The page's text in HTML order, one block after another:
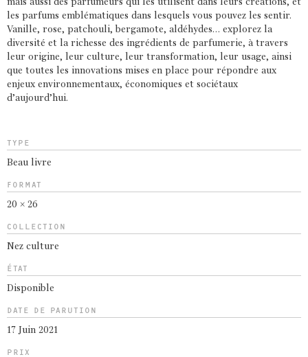
mais aussi des parfumeurs qui les utilisent dans leurs créations, et
les parfums emblématiques dans lesquels vous pouvez les sentir.
Vanille, rose, patchouli, bergamote, aldéhydes… explorez la
diversité et la richesse des ingrédients de parfumerie, à travers
leur origine, leur culture, leur transformation, leur usage, ainsi
que toutes les innovations mises en place pour répondre aux
enjeux environnementaux, économiques et sociétaux
d’aujourd’hui.
TYPE
Beau livre
FORMAT
20 × 26
COLLECTION
Nez culture
ÉTAT
Disponible
DATE DE PARUTION
17 Juin 2021
PRIX